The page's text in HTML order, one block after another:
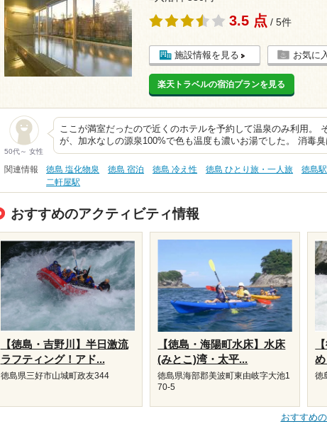
3.5 点 / 5件
施設情報を見る お気に
楽天トラベルの宿泊プランを見る
50代～ 女性
ここが満室だったので近くのホテルを予約して温泉のみ利用。
が、加水なしの源泉100%で色も温度も濃いお湯でした。 消毒
関連情報 徳島 塩化物泉 徳島 宿泊 徳島 冷え性 徳島 ひとり旅・一人旅 徳島駅
二軒屋駅
おすすめのアクティビティ情報
【徳島・吉野川】半日激流
ラフティング！アド...
徳島県三好市山城町政友344
【徳島・海陽町水床】水床
(みとこ)湾・太平...
徳島県海部郡美波町東由岐字大池1
70-5
徳
おすすめ